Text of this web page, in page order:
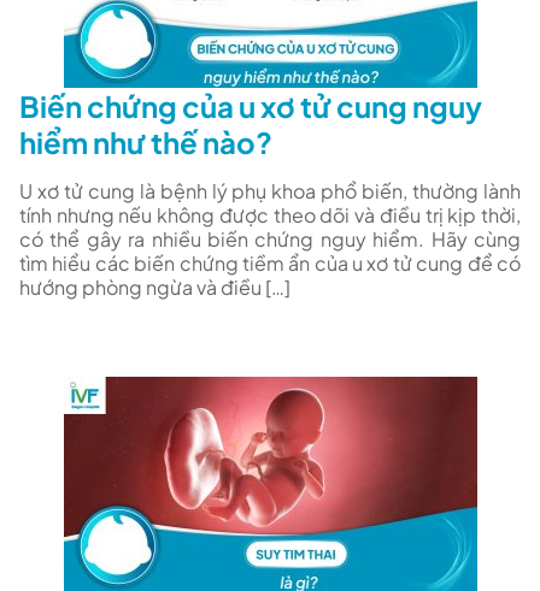
Biến chứng của u xơ tử cung nguy
hiểm như thế nào?
U xơ tử cung là bệnh lý phụ khoa phổ biến, thường lành
tính nhưng nếu không được theo dõi và điều trị kịp thời,
có thể gây ra nhiều biến chứng nguy hiểm. Hãy cùng
tìm hiểu các biến chứng tiềm ẩn của u xơ tử cung để có
hướng phòng ngừa và điều […]